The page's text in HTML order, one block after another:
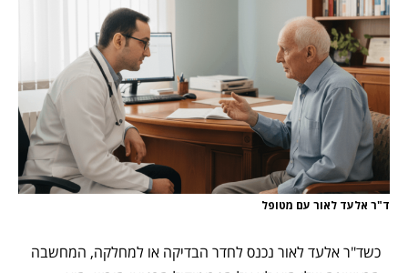
ד"ר אלעד לאור עם מטופל
כשד"ר אלעד לאור נכנס לחדר הבדיקה או למחלקה, המחשבה